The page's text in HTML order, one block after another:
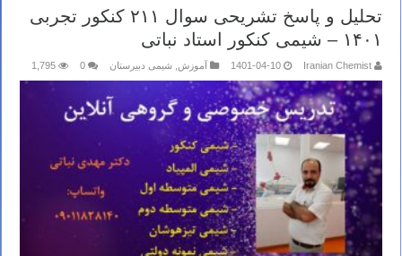
تحلیل و پاسخ تشریحی سوال ۲۱۱ کنکور تجربی
۱۴۰۱ – شیمی کنکور استاد نباتی
Iranian Chemist
1401-04-10 آموزش شیمی دبیرستان 0
1,795